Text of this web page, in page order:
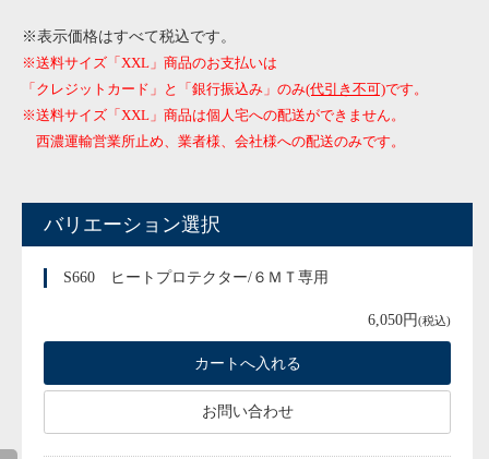
※表示価格はすべて税込です。
※送料サイズ「XXL」商品のお支払いは
「クレジットカード」と「銀行振込み」のみ(代引き不可)です。
※送料サイズ「XXL」商品は個人宅への配送ができません。
西濃運輸営業所止め、業者様、会社様への配送のみです。
バリエーション選択
S660 ヒートプロテクター/６ＭＴ専用
6,050円(税込)
お問い合わせ